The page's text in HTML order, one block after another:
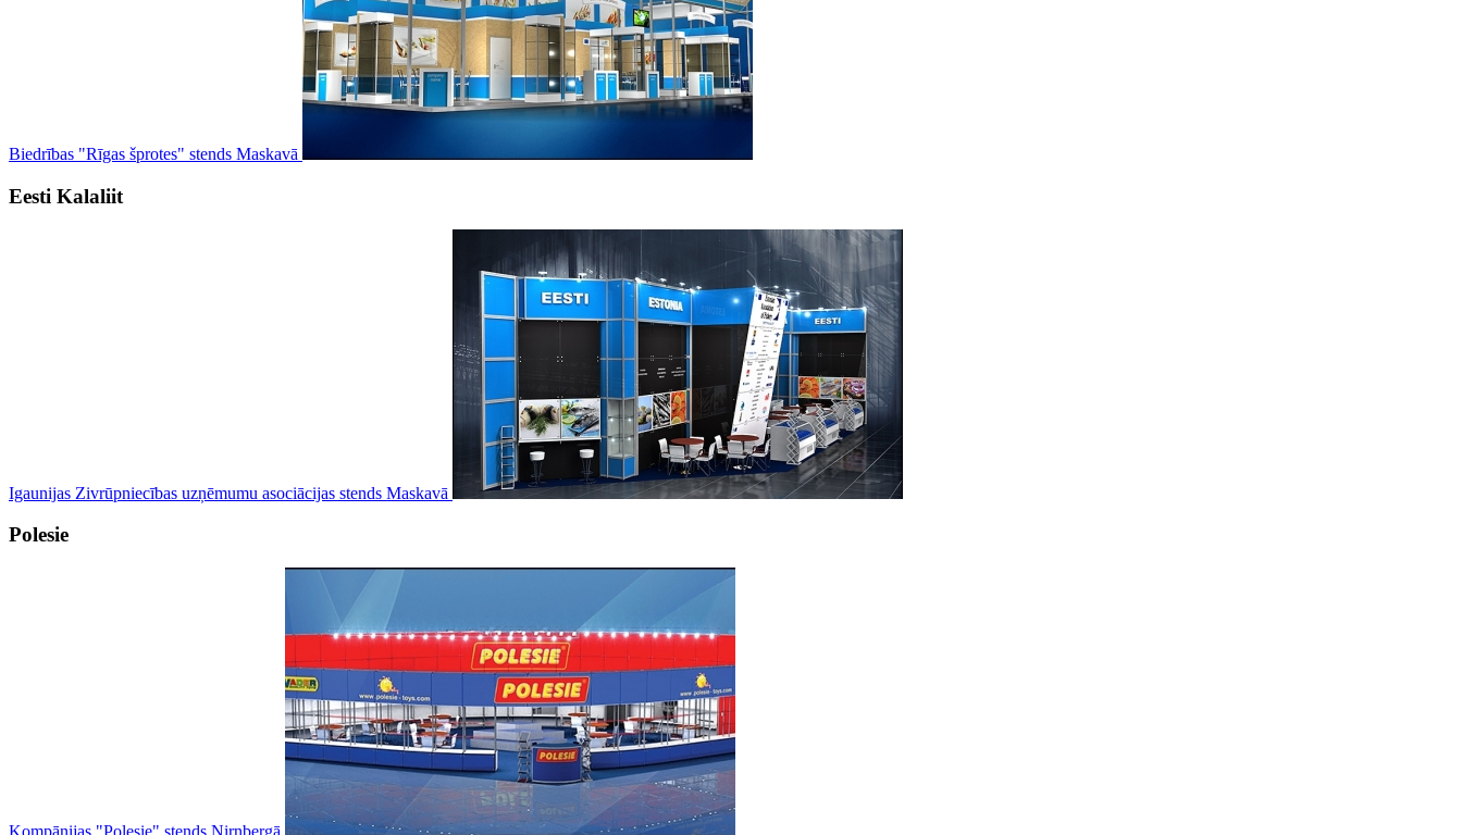
Biedrības "Rīgas šprotes" stends Maskavā
Eesti Kalaliit
Igaunijas Zivrūpniecības uzņēmumu asociācijas stends Maskavā
Polesie
Kompānijas "Polesie" stends Nirnbergā